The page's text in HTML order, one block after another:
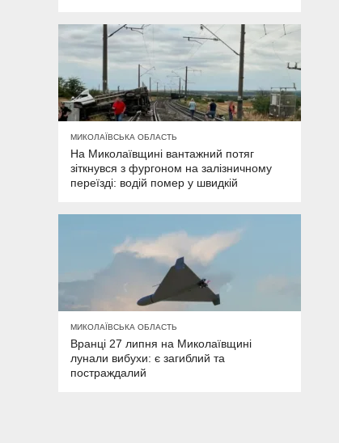
МИКОЛАЇВСЬКА ОБЛАСТЬ
На Миколаївщині вантажний потяг
зіткнувся з фургоном на залізничному
переїзді: водій помер у швидкій
МИКОЛАЇВСЬКА ОБЛАСТЬ
Вранці 27 липня на Миколаївщині
лунали вибухи: є загиблий та
постраждалий